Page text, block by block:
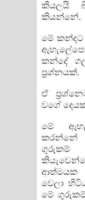
කියලයි
කියන්නේ.
මේ
කන්දේ
ප්‍රශ්නයක්.
ඒ
වගේ
මේ
කරන්නේ
ගුරුකම්
ආත්මයක
වෙලා
මේ